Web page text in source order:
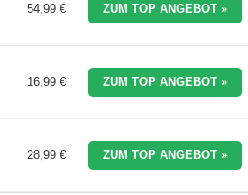
54,99 € ZUM TOP ANGEBOT »
16,99 € ZUM TOP ANGEBOT »
28,99 € ZUM TOP ANGEBOT »